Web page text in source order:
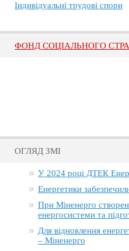
Індивідуальні трудові спори
ФОНД СОЦІАЛЬНОГО
ОГЛЯД ЗМІ
У 2024 році ДТЕК
Енергетики
При Міненерго
енергосистеми та
Для відновлення
– Міненерго